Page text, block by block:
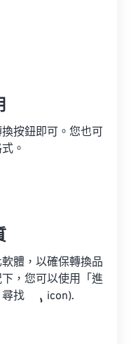
按鈕即可。您也可
。
體，以確保轉換品
，您可以使用「進
找
icon).